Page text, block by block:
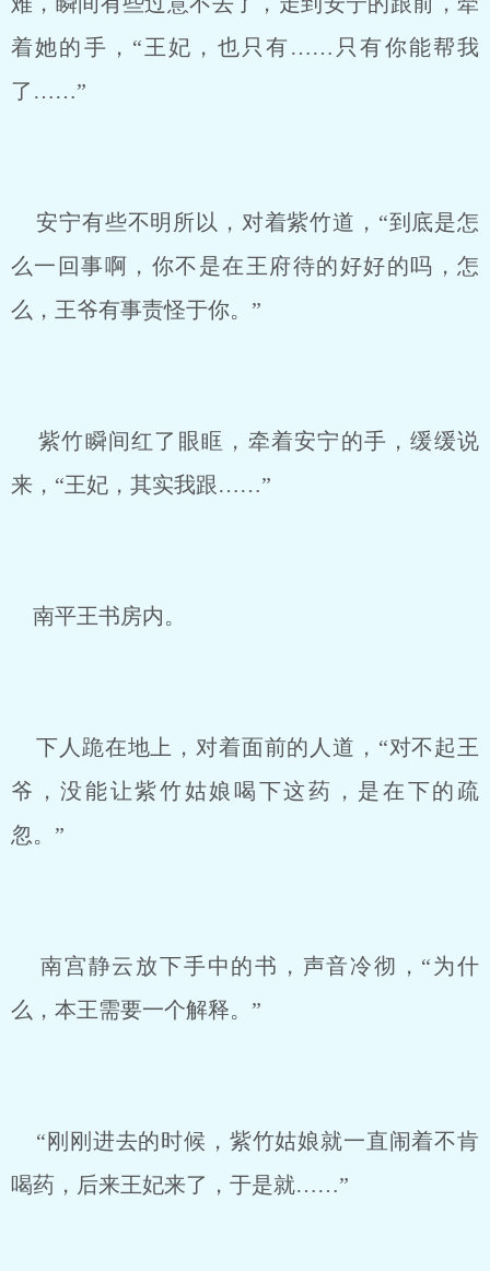
着她的手，“王妃，也只有……只有你能帮我
了……”
安宁有些不明所以，对着紫竹道，“到底是怎
么一回事啊，你不是在王府待的好好的吗，怎
么，王爷有事责怪于你。”
紫竹瞬间红了眼眶，牵着安宁的手，缓缓说
来，“王妃，其实我跟……”
南平王书房内。
下人跪在地上，对着面前的人道，“对不起王
爷，没能让紫竹姑娘喝下这药，是在下的疏
忽。”
南宫静云放下手中的书，声音冷彻，“为什
么，本王需要一个解释。”
“刚刚进去的时候，紫竹姑娘就一直闹着不肯
喝药，后来王妃来了，于是就……”